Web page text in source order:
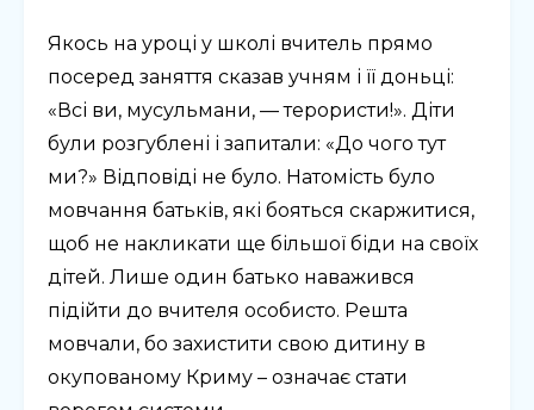
Якось на уроці у школі вчитель прямо
посеред заняття сказав учням і її доньці:
«Всі ви, мусульмани, — терористи!». Діти
були розгублені і запитали: «До чого тут
ми?» Відповіді не було. Натомість було
мовчання батьків, які бояться скаржитися,
щоб не накликати ще більшої біди на своїх
дітей. Лише один батько наважився
підійти до вчителя особисто. Решта
мовчали, бо захистити свою дитину в
окупованому Криму – означає стати